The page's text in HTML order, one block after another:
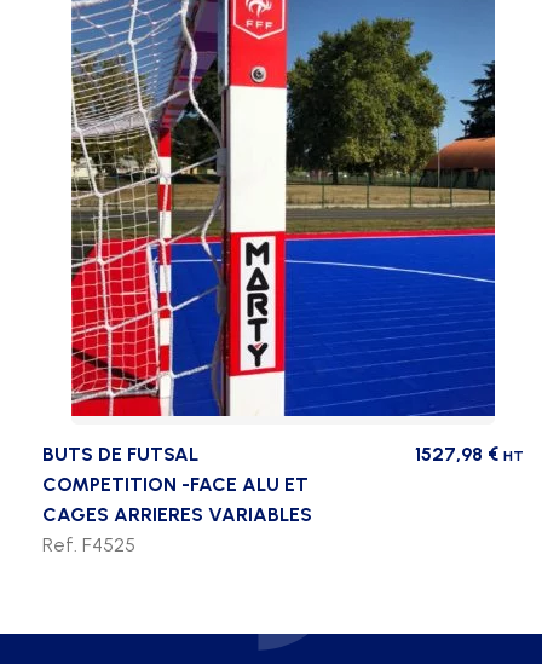
BUTS DE FUTSAL
COMPETITION -FACE ALU ET
CAGES ARRIERES VARIABLES
1527,98 € HT
Ref. F4525